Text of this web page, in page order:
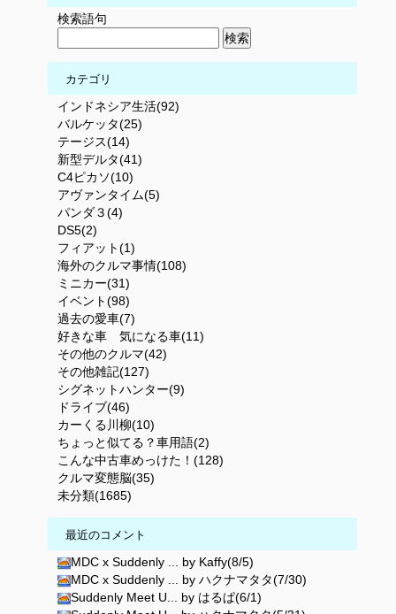
検索語句
カテゴリ
インドネシア生活(92)
バルケッタ(25)
テージス(14)
新型デルタ(41)
C4ピカソ(10)
アヴァンタイム(5)
パンダ３(4)
DS5(2)
フィアット(1)
海外のクルマ事情(108)
ミニカー(31)
イベント(98)
過去の愛車(7)
好きな車 気になる車(11)
その他のクルマ(42)
その他雑記(127)
シグネットハンター(9)
ドライブ(46)
カーくる川柳(10)
ちょっと似てる？車用語(2)
こんな中古車めっけた！(128)
クルマ変態脳(35)
未分類(1685)
最近のコメント
MDC x Suddenly ... by Kaffy(8/5)
MDC x Suddenly ... by ハクナマタタ(7/30)
Suddenly Meet U... by はるぱ(6/1)